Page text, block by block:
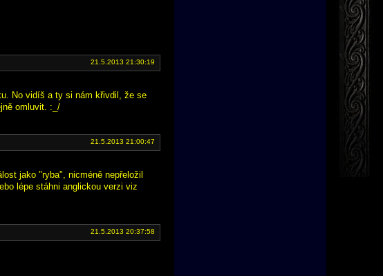
21.5.2013 21:30:19
No vidíš a ty si nám křivdil, že se
omluvit. :_/
21.5.2013 21:00:47
jako "ryba", nicméně nepřeložil
lépe stáhni anglickou verzi viz
21.5.2013 20:37:58